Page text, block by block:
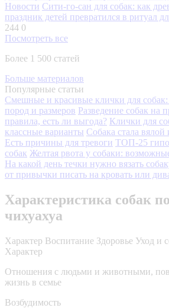
Новости Сити-го-сан для собак: как
праздник детей превратился в ритуал
244 0
Посмотреть все
Более 1 500 статей
Больше материалов
Популярные статьи
Смешные и красивые клички для
пород и размеров Разведение собак на
правила, есть ли выгода? Клички для
классные варианты Собака стала вялой
Есть причины для тревоги ТОП-25
собак Желтая рвота у собаки:
На какой день течки нужно вязать
от привычки писать на кровать или
Характеристика собак
чихуахуа
Характер Воспитание Здоровье Уход и
Характер
Отношения с людьми и животными,
жизнь в семье
Возбудимость